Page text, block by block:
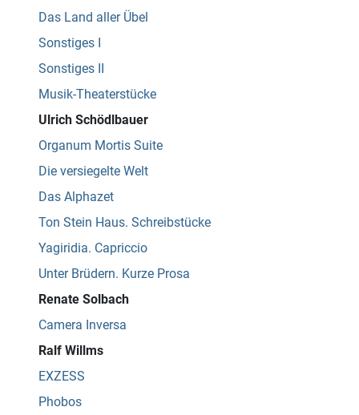
Das Land aller Übel
Sonstiges I
Sonstiges II
Musik-Theaterstücke
Ulrich Schödlbauer
Organum Mortis Suite
Die versiegelte Welt
Das Alphazet
Ton Stein Haus. Schreibstücke
Yagiridia. Capriccio
Unter Brüdern. Kurze Prosa
Renate Solbach
Camera Inversa
Ralf Willms
EXZESS
Phobos